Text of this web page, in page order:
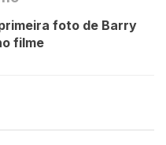
foto de Barry
filme